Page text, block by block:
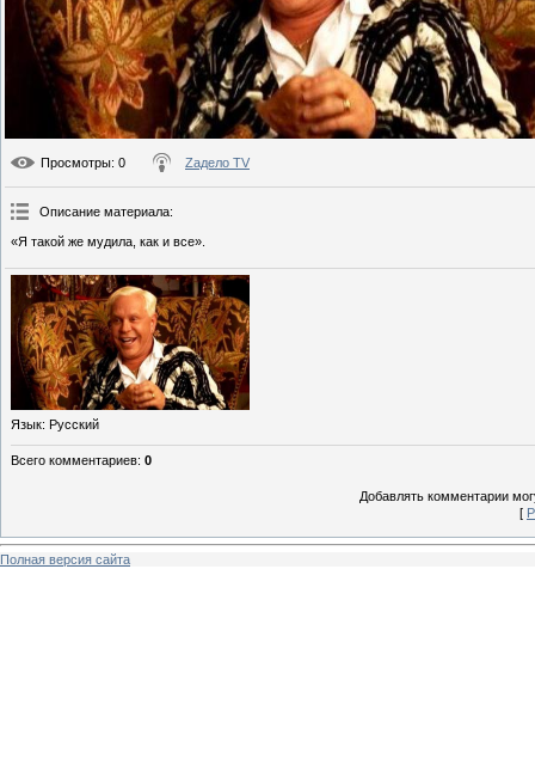
Просмотры: 0 Zадело TV
Описание материала:
«Я такой же мудила, как и все».
Язык: Русский
Всего комментариев: 0
Добавлять комментарии
[
Полная версия сайта